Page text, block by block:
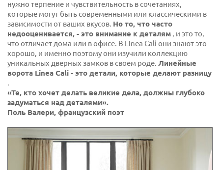
нужно терпение и чувствительность в сочетаниях,
которые могут быть современными или классическими в
зависимости от ваших вкусов. Но то, что часто
недооценивается, - это внимание к деталям , и это то,
что отличает дома или в офисе. В Linea Calì они знают это
хорошо, и именно поэтому они изучили коллекцию
уникальных дверных замков в своем роде. Линейные
ворота Linea Calì - это детали, которые делают разницу
.
«Те, кто хочет делать великие дела, должны глубоко
задуматься над деталями».
Поль Валери, французский поэт